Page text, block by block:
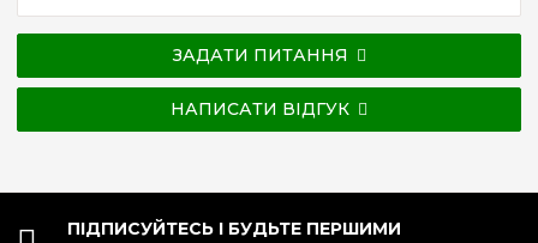
ЗАДАТИ ПИТАННЯ
НАПИСАТИ ВІДГУК
ПІДПИСУЙТЕСЬ І БУДЬТЕ ПЕРШИМИ